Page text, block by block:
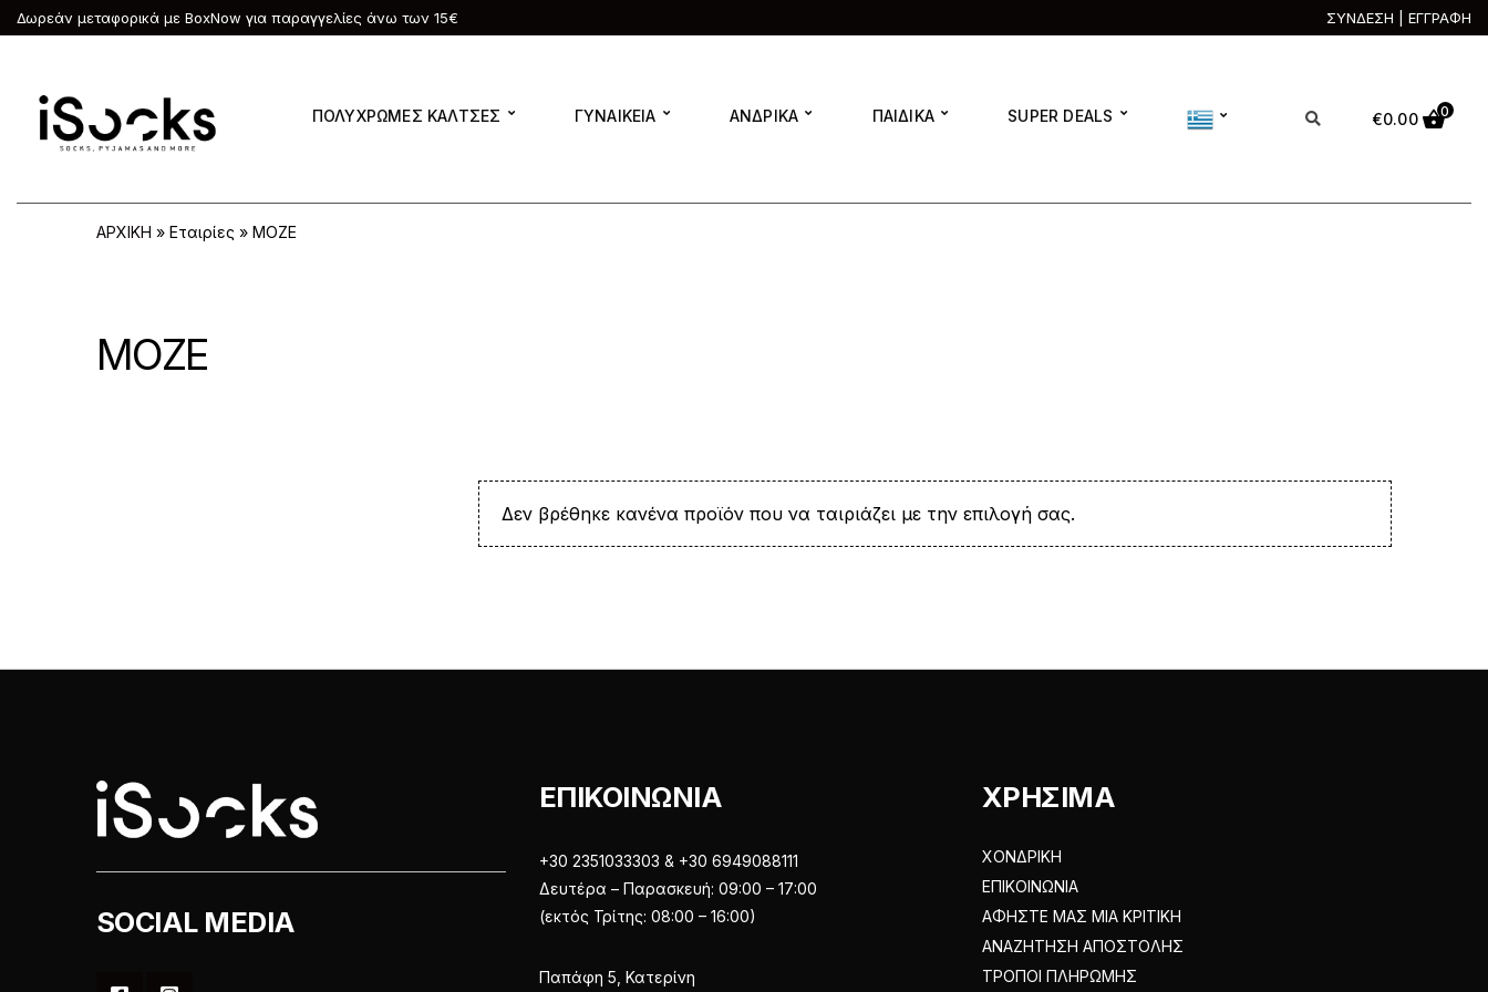
Δωρεάν μεταφορικά με BoxNow για παραγγελίες άνω των 15€ ΣΥΝΔΕΣΗ | ΕΓΓΡΑΦΗ
ΠΟΛΥΧΡΩΜΕΣ ΚΑΛΤΣΕΣ ΓΥΝΑΙΚΕΙΑ ΑΝΔΡΙΚΑ ΠΑΙΔΙΚΑ SUPER DEALS €0.00 0
ΑΡΧΙΚΗ » Εταιρίες » MOZE
MOZE
Δεν βρέθηκε κανένα προϊόν που να ταιριάζει με την επιλογή σας.
SOCIAL MEDIA
ΕΠΙΚΟΙΝΩΝΙΑ
+30 2351033303 & +30 6949088111
Δευτέρα – Παρασκευή: 09:00 – 17:00
(εκτός Τρίτης: 08:00 – 16:00)
Παπάφη 5, Κατερίνη
ΧΡΗΣΙΜΑ
ΧΟΝΔΡΙΚΗ
ΕΠΙΚΟΙΝΩΝΙΑ
ΑΦΗΣΤΕ ΜΑΣ ΜΙΑ ΚΡΙΤΙΚΗ
ΑΝΑΖΗΤΗΣΗ ΑΠΟΣΤΟΛΗΣ
ΤΡΟΠΟΙ ΠΛΗΡΩΜΗΣ